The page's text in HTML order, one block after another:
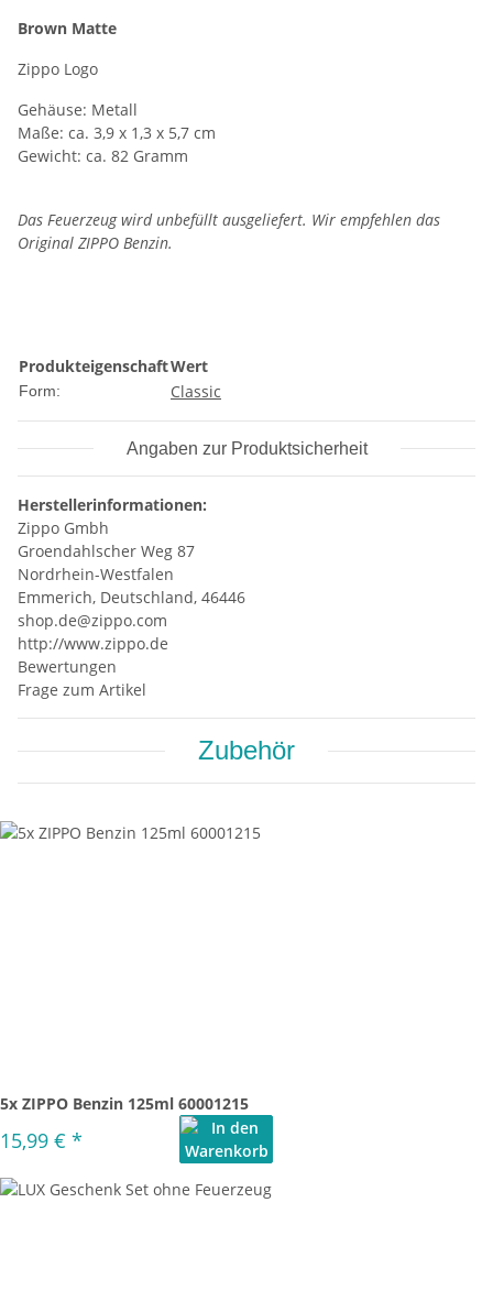
Brown Matte
Zippo Logo
Gehäuse: Metall
Maße: ca. 3,9 x 1,3 x 5,7 cm
Gewicht: ca. 82 Gramm
Das Feuerzeug wird unbefüllt ausgeliefert. Wir empfehlen das
Original ZIPPO Benzin.
ProdukteigenschaftWert
Form: Classic
Angaben zur Produktsicherheit
Herstellerinformationen:
Zippo Gmbh
Groendahlscher Weg 87
Nordrhein-Westfalen
Emmerich, Deutschland, 46446
shop.de@zippo.com
http://www.zippo.de
Bewertungen
Frage zum Artikel
Zubehör
5x ZIPPO Benzin 125ml 60001215
15,99 € *